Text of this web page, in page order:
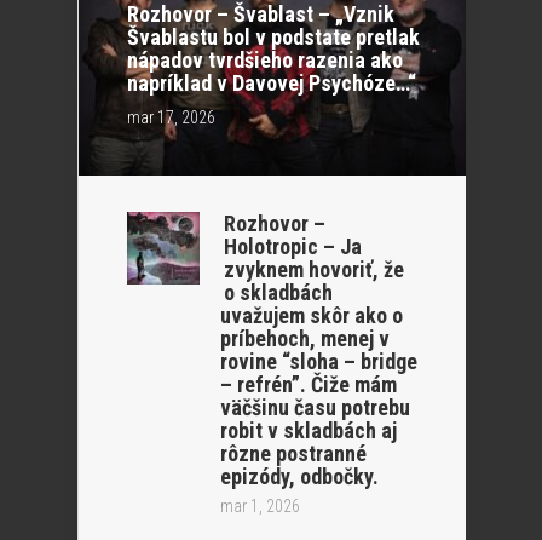
Rozhovor – Švablast – „Vznik
Švablastu bol v podstate pretlak
nápadov tvrdšieho razenia ako
napríklad v Davovej Psychóze…“
mar 17, 2026
Rozhovor –
Holotropic – Ja
zvyknem hovoriť, že
o skladbách
uvažujem skôr ako o
príbehoch, menej v
rovine “sloha – bridge
– refrén”. Čiže mám
väčšinu času potrebu
robit v skladbách aj
rôzne postranné
epizódy, odbočky.
mar 1, 2026